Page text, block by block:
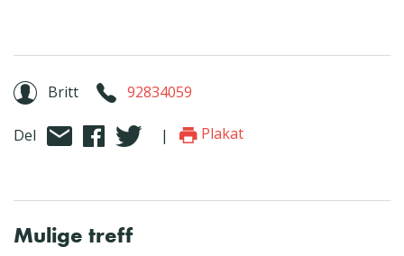
Britt 92834059
Del | Plakat
Mulige treff